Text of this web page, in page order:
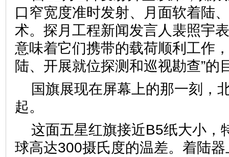
口窄宽度准时发射、月面软着陆
术。探月工程新闻发言人裴照宇
意味着它们携带的载荷顺利工作
陆、开展就位探测和巡视勘查”的
国旗展现在屏幕上的那一刻，
起。
这面五星红旗接近B5纸大小，
球高达300摄氏度的温差。着陆